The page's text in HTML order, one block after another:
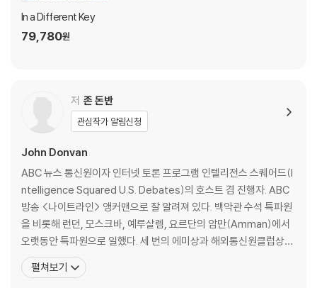
lained their inner worlds and championed the philosophy of ne
urodiversity.
n of whether there is truly an autism “epidemic,” and whether
vaccines played a part in it; to scandals involving “facilitated c
ommunication,” one of many treatments that have proved to
sts should pursue a cure for autism. There are dark turns too:
we learn about experimenters feeding LSD to children with au
tism, or shocking them with electricity to change their behavi
or; and the authors reveal compelling evidence that Hans Asp
erger, discoverer of the syndrome named after him, participat
ed in the Nazi program that consigned disabled children to de
ath.
31. The Austrian 316
32. The Signature 327
34. The Child Within 353
35. An Elusive Definition 370
36. Meeting of the Minds 376
38. Putting Autism on the Map 403
39. Society's Emergency 419
Part IX "Epidemic" (19908-3010)
40. The Vaccine Scare 439
41. Autism Speaks 459
42. A Story Unravels 471
43. The Greatest Fraud 483
In a Different Key
79,780원
저 존 돈반
관심작가 알림신청
John Donvan
ABC 뉴스 통신원이자 인터넷 토론 프로그램 인텔리전스 스퀘어드(I
ntelligence Squared U.S. Debates)의 호스트 겸 진행자. ABC
방송 <나이트라인> 앵커맨으로 잘 알려져 있다. 백악관 수석 특파원
을 비롯해 런던, 모스크바, 예루살렘, 요르단의 암만(Amman)에서
오랫동안 특파원으로 일했다. 세 번의 에미상과 해외통신원클럽상
(Overseas Press Club Award)을 수상했다. 자서전적 스토리텔
링을 통해 다양한 사람의 목소리를 발굴하고 그들을 연결하는 공동체
펼쳐보기